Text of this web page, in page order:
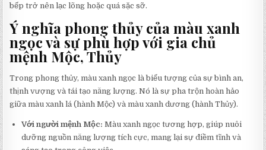
bếp trở nên lạc lõng hoặc quá sặc sỡ.
Ý nghĩa phong thủy của màu xanh
ngọc và sự phù hợp với gia chủ
mệnh Mộc, Thủy
Trong phong thủy, màu xanh ngọc là biểu tượng của sự bình an,
thịnh vượng và tái tạo năng lượng. Nó là sự pha trộn hoàn hảo
giữa màu xanh lá (hành Mộc) và màu xanh dương (hành Thủy).
Với người mệnh Mộc: Màu xanh ngọc tương hợp, giúp nuôi
dưỡng nguồn năng lượng tích cực, mang lại sự điềm tĩnh và